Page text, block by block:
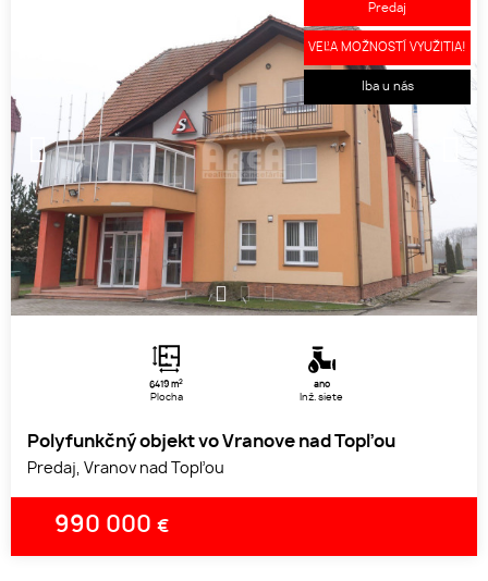
1 2 3
6419 m2
Plocha
áno
Inž. siete
Polyfunkčný objekt vo Vranove nad Topľou
Predaj, Vranov nad Topľou
990 000 €
Predaj
VEĽA MOŽNOSTÍ VYUŽITIA!
Iba u nás